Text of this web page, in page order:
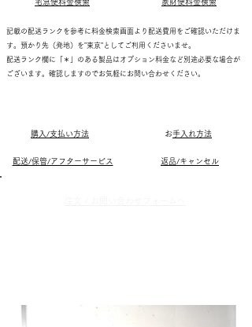
宅急便料金検索 家財便料金検索
記載の配送ランクを参考に料金検索画面より配送費用をご確認いただけま
す。預かり先（発地）を"東京"としてご利用くださいませ。
配送ランク欄に「＊」のある製品はオプション料金など別途必要な場合が
ございます。確認しますのでお気軽にお問い合わせください。
購入/支払い方法 ​お手入れ方法
配送/保管/アフターサービス 返品/キャンセル